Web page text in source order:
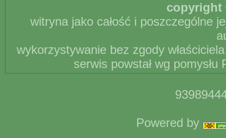
copyright
witryna jako całość i poszczególne
wykorzystywanie bez zgody
serwis powstał wg
Powered by